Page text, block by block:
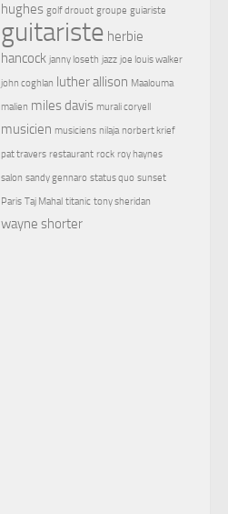
hughes golf drouot groupe guiariste
guitariste herbie
hancock janny loseth jazz joe louis walker
john coghlan luther allison Maalouma
malien miles davis murali coryell
musicien musiciens nilaja norbert krief
pat travers restaurant rock roy haynes
salon sandy gennaro status quo sunset
Paris Taj Mahal titanic tony sheridan
wayne shorter